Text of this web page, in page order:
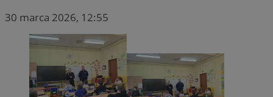
30 marca 2026, 12:55